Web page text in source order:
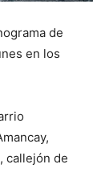
de
en los
callejón de